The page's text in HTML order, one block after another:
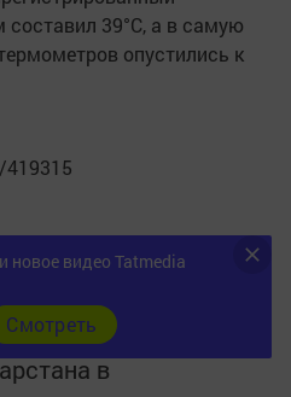
39°С, а в самую
опустились к
и интересным в
в
новое видео Tatmedia
Cмотреть